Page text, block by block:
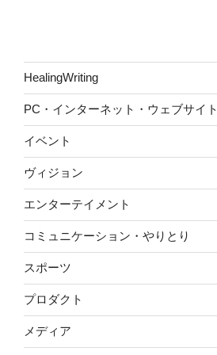
HealingWriting
PC・インターネット・ウェブサイト
イベント
ヴィジョン
エンターテイメント
コミュニケーション・やりとり
スポーツ
プロダクト
メディア